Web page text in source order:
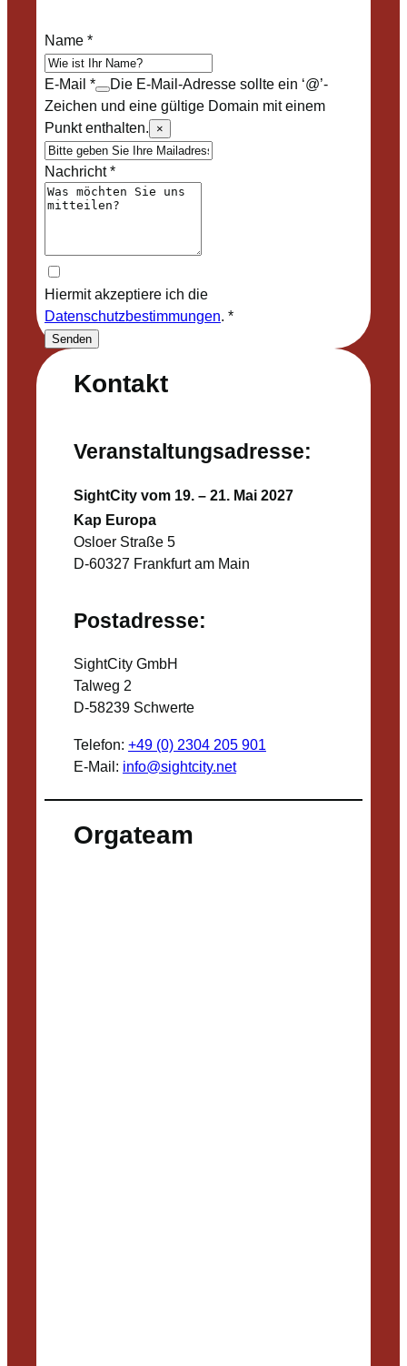
Kontakt
Veranstaltungsadresse:
SightCity vom 19. – 21. Mai 2027
Kap Europa
Osloer Straße 5
D-60327 Frankfurt am Main
Postadresse:
SightCity GmbH
Talweg 2
D-58239 Schwerte
Telefon: +49 (0) 2304 205 901
E-Mail: info@sightcity.net
Orgateam
Name*
E-Mail *
Die E-Mail-Adresse sollte ein ‘@’-
Zeichen und eine gültige Domain mit einem
Punkt enthalten.
×
Nachricht*
Hiermit akzeptiere ich die
Datenschutzbestimmungen. *
Senden